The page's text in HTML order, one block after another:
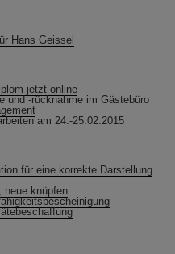
Hans Geissel
jetzt online
und -rücknahme im Gästebüro
am 24.-25.02.2015
für eine korrekte Darstellung
neue knüpfen